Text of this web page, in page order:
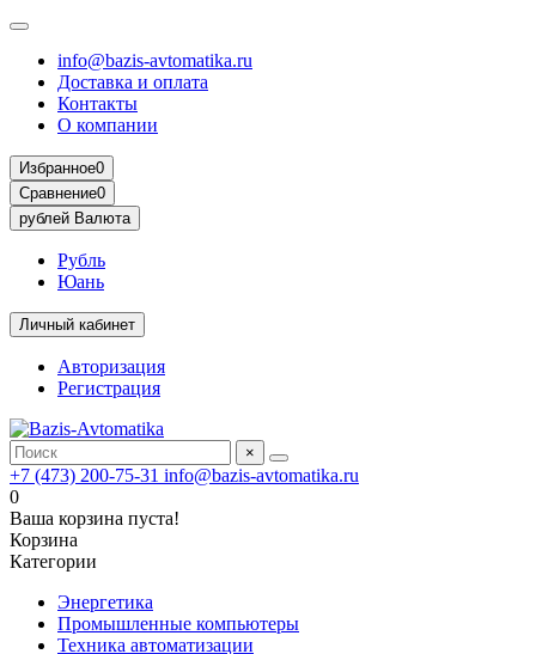
info@bazis-avtomatika.ru
Доставка и оплата
Контакты
О компании
Избранное0
Сравнение0
рублей Валюта
Рубль
Юань
Личный кабинет
Авторизация
Регистрация
×
+7 (473) 200-75-31 info@bazis-avtomatika.ru
0
Ваша корзина пуста!
Корзина
Категории
Энергетика
Промышленные компьютеры
Техника автоматизации